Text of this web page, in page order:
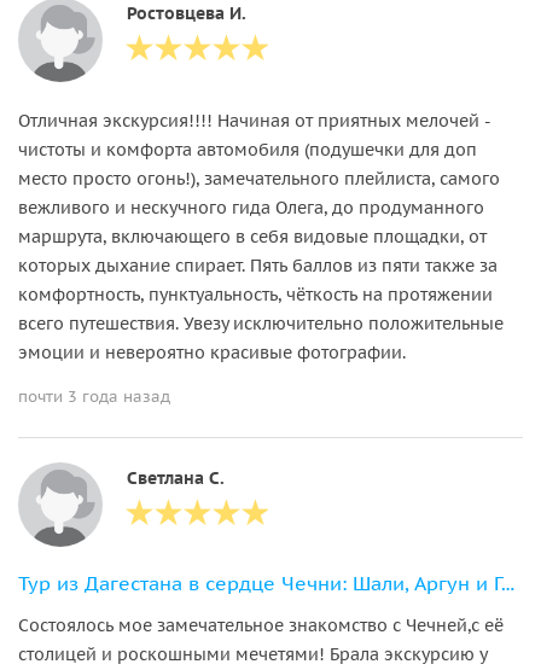
Ростовцева И.
Отличная экскурсия!!!! Начиная от приятных мелочей -
чистоты и комфорта автомобиля (подушечки для доп
место просто огонь!), замечательного плейлиста, самого
вежливого и нескучного гида Олега, до продуманного
маршрута, включающего в себя видовые площадки, от
которых дыхание спирает. Пять баллов из пяти также за
комфортность, пунктуальность, чёткость на протяжении
всего путешествия. Увезу исключительно положительные
эмоции и невероятно красивые фотографии.
почти 3 года назад
Светлана С.
Тур из Дагестана в сердце Чечни: Шали, Аргун и Грозный
Состоялось мое замечательное знакомство с Чечней,с её
столицей и роскошными мечетями! Брала экскурсию у